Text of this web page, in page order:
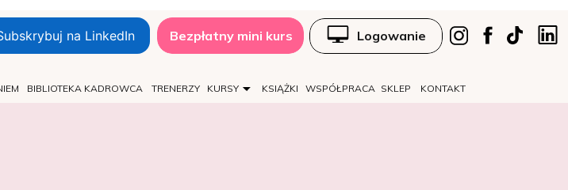
KURSY
BIBLIOTEKA KADROWCA WSPÓŁPRACA KONTAKT
KSIĄŻKI
TRENERZY
Logowanie
SKLEP
na LinkedIn Bezpłatny mini kurs